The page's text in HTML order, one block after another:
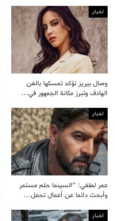
اخبار
وصال بيريز تؤكد تمسكها بالفن
الهادف وتبرز مكانة الجمهور في…
اخبار
عمر لطفي: “السينما حلم مستمر
وأبحث دائما عن أعمال تحمل…
اخبار